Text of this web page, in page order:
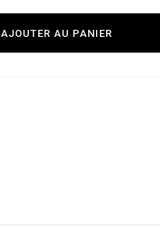
AJOUTER AU PANIER